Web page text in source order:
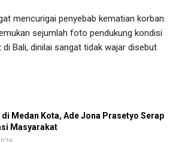
mencurigai penyebab kematian korban.
sejumlah foto pendukung kondisi
Bali, dinilai sangat tidak wajar disebut
di Medan Kota, Ade Jona Prasetyo Serap
Masyarakat